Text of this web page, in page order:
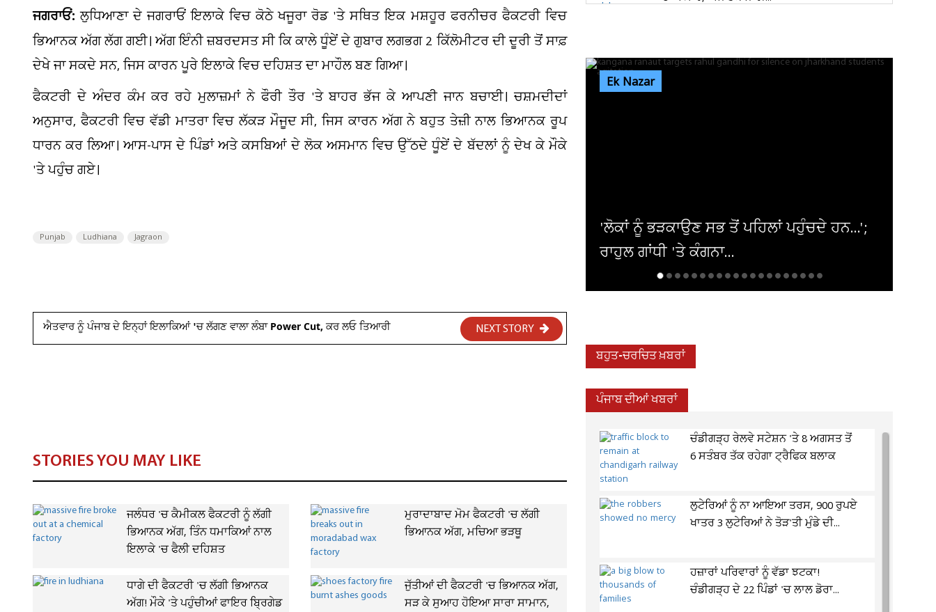
ਜਗਰਾਓਂ: ਲੁਧਿਆਣਾ ਦੇ ਜਗਰਾਓਂ ਇਲਾਕੇ ਵਿਚ ਕੋਠੇ ਖਜੂਰਾ ਰੋਡ 'ਤੇ ਸਥਿਤ ਇਕ ਮਸ਼ਹੂਰ ਫਰਨੀਚਰ ਫੈਕਟਰੀ ਵਿਚ
ਭਿਆਨਕ ਅੱਗ ਲੱਗ ਗਈ। ਅੱਗ ਇੰਨੀ ਜ਼ਬਰਦਸਤ ਸੀ ਕਿ ਕਾਲੇ ਧੂੰਏਂ ਦੇ ਗੁਬਾਰ ਲਗਭਗ 2 ਕਿੱਲੋਮੀਟਰ ਦੀ ਦੂਰੀ ਤੋਂ ਸਾਫ਼
ਦੇਖੇ ਜਾ ਸਕਦੇ ਸਨ, ਜਿਸ ਕਾਰਨ ਪੂਰੇ ਇਲਾਕੇ ਵਿਚ ਦਹਿਸ਼ਤ ਦਾ ਮਾਹੌਲ ਬਣ ਗਿਆ।
ਫੈਕਟਰੀ ਦੇ ਅੰਦਰ ਕੰਮ ਕਰ ਰਹੇ ਮੁਲਾਜ਼ਮਾਂ ਨੇ ਫੌਰੀ ਤੌਰ 'ਤੇ ਬਾਹਰ ਭੱਜ ਕੇ ਆਪਣੀ ਜਾਨ ਬਚਾਈ। ਚਸ਼ਮਦੀਦਾਂ
ਅਨੁਸਾਰ, ਫੈਕਟਰੀ ਵਿਚ ਵੱਡੀ ਮਾਤਰਾ ਵਿਚ ਲੱਕੜ ਮੌਜੂਦ ਸੀ, ਜਿਸ ਕਾਰਨ ਅੱਗ ਨੇ ਬਹੁਤ ਤੇਜ਼ੀ ਨਾਲ ਭਿਆਨਕ ਰੂਪ
ਧਾਰਨ ਕਰ ਲਿਆ। ਆਸ-ਪਾਸ ਦੇ ਪਿੰਡਾਂ ਅਤੇ ਕਸਬਿਆਂ ਦੇ ਲੋਕ ਅਸਮਾਨ ਵਿਚ ਉੱਠਦੇ ਧੂੰਏਂ ਦੇ ਬੱਦਲਾਂ ਨੂੰ ਦੇਖ ਕੇ ਮੌਕੇ
'ਤੇ ਪਹੁੰਚ ਗਏ।
Punjab Ludhiana Jagraon
ਐਤਵਾਰ ਨੂੰ ਪੰਜਾਬ ਦੇ ਇਨ੍ਹਾਂ ਇਲਾਕਿਆਂ 'ਚ ਲੱਗਣ ਵਾਲਾ ਲੰਬਾ Power Cut, ਕਰ ਲਓ ਤਿਆਰੀ NEXT STORY
STORIES YOU MAY LIKE
ਜਲੰਧਰ 'ਚ ਕੈਮੀਕਲ ਫੈਕਟਰੀ ਨੂੰ ਲੱਗੀ
ਭਿਆਨਕ ਅੱਗ, ਤਿੰਨ ਧਮਾਕਿਆਂ ਨਾਲ
ਇਲਾਕੇ 'ਚ ਫੈਲੀ ਦਹਿਸ਼ਤ
ਮੁਰਾਦਾਬਾਦ ਮੋਮ ਫੈਕਟਰੀ 'ਚ ਲੱਗੀ
ਭਿਆਨਕ ਅੱਗ, ਮਚਿਆ ਭੜਥੂ
ਧਾਗੇ ਦੀ ਫੈਕਟਰੀ 'ਚ ਲੱਗੀ ਭਿਆਨਕ
ਅੱਗ! ਮੌਕੇ 'ਤੇ ਪਹੁੰਚੀਆਂ ਫਾਇਰ ਬ੍ਰਿਗੇਡ
ਜੁੱਤੀਆਂ ਦੀ ਫੈਕਟਰੀ 'ਚ ਭਿਆਨਕ ਅੱਗ,
ਸੜ ਕੇ ਸੁਆਹ ਹੋਇਆ ਸਾਰਾ ਸਾਮਾਨ,
Ek Nazar
'ਲੋਕਾਂ ਨੂੰ ਭੜਕਾਉਣ ਸਭ ਤੋਂ ਪਹਿਲਾਂ ਪਹੁੰਚਦੇ ਹਨ...';
ਬੋਸਟਨ 'ਚ ਭਾਰਤੀ-ਅਮਰੀਕੀ ਭਾਈਚਾਰਾ
ਢੰਗ ਨਾਲ ਮਨਾਏਗਾ ਆਜ਼ਾਦੀ ਦਿਵਸ
ਬਹੁਤ-ਚਰਚਿਤ ਖ਼ਬਰਾਂ
ਪੰਜਾਬ ਦੀਆਂ ਖਬਰਾਂ
ਚੰਡੀਗੜ੍ਹ ਰੇਲਵੇ ਸਟੇਸ਼ਨ 'ਤੇ 8 ਅਗਸਤ ਤੋਂ
6 ਸਤੰਬਰ ਤੱਕ ਰਹੇਗਾ ਟ੍ਰੈਫਿਕ ਬਲਾਕ
ਲੁਟੇਰਿਆਂ ਨੂੰ ਨਾ ਆਇਆ ਤਰਸ, 900 ਰੁਪਏ
ਖਾਤਰ 3 ਲੁਟੇਰਿਆਂ ਨੇ ਤੋੜ'ਤੀ ਮੁੰਡੇ ਦੀ...
ਹਜ਼ਾਰਾਂ ਪਰਿਵਾਰਾਂ ਨੂੰ ਵੱਡਾ ਝਟਕਾ!
ਚੰਡੀਗੜ੍ਹ ਦੇ 22 ਪਿੰਡਾਂ 'ਚ ਲਾਲ ਡੋਰਾ...